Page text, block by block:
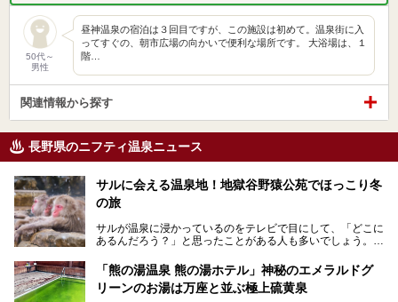
50代～
男性
昼神温泉の宿泊は３回目ですが、この施設は初めて。温泉街に入
ってすぐの、朝市広場の向かいで便利な場所です。 大浴場は、１
階…
関連情報から探す
長野県のニフティ温泉ニュース
サルに会える温泉地！地獄谷野猿公苑でほっこり冬
の旅
サルが温泉に浸かっているのをテレビで目にして、「どこに
あるんだろう？」と思ったことがある人も多いでしょう。
この微笑ましい光景は、長野県にある「地獄谷野猿公苑」で
見られるもので、野生のサルが雪景色の中で温泉に浸かる姿
を間近で観察できます。
「熊の湯温泉 熊の湯ホテル」神秘のエメラルドグ
リーンのお湯は万座と並ぶ極上硫黄泉